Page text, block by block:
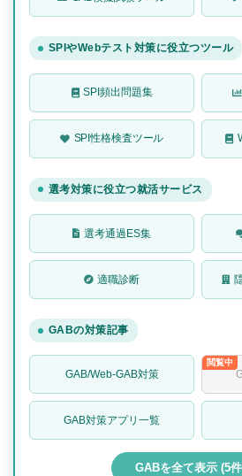
SPIやWebテスト対策に役立つツール
SPI頻出問題集
SPI性格検査ツール
選考対策に役立つ就活サービス
選考通過ES集
適職診断
GABの対策記事
GAB/Web-GAB対策
GAB対策アプリ一覧
GABを全て表示 (5